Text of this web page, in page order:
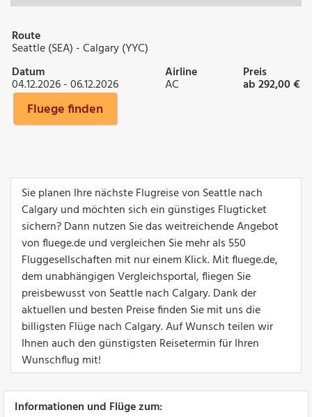
Route
Seattle (SEA) - Calgary (YYC)
Datum
04.12.2026 - 06.12.2026
Airline
AC
Preis
ab 292,00 €
Fluege finden
Sie planen Ihre nächste Flugreise von Seattle nach
Calgary und möchten sich ein günstiges Flugticket
sichern? Dann nutzen Sie das weitreichende Angebot
von fluege.de und vergleichen Sie mehr als 550
Fluggesellschaften mit nur einem Klick. Mit fluege.de,
dem unabhängigen Vergleichsportal, fliegen Sie
preisbewusst von Seattle nach Calgary. Dank der
aktuellen und besten Preise finden Sie mit uns die
billigsten Flüge nach Calgary. Auf Wunsch teilen wir
Ihnen auch den günstigsten Reisetermin für Ihren
Wunschflug mit!
Informationen und Flüge zum: